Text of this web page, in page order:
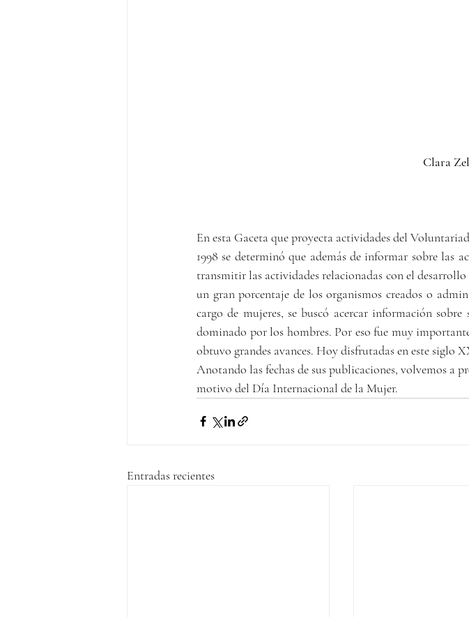
Clara
En esta Gaceta que proyecta actividades del
1998 se determinó que además de informar sobre
transmitir las actividades relacionadas con el
un gran porcentaje de los organismos creados o
cargo de mujeres, se buscó acercar información
dominado por los hombres. Por eso fue muy
obtuvo grandes avances. Hoy disfrutadas en este siglo
Anotando las fechas de sus publicaciones, volvemos a
motivo del Día Internacional de la Mujer.
Entradas recientes